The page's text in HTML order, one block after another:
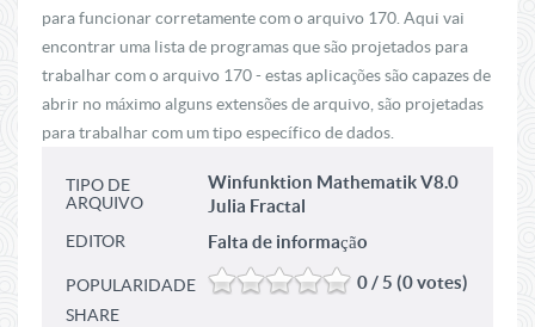
para funcionar corretamente com o arquivo 170. Aqui vai
encontrar uma lista de programas que são projetados para
trabalhar com o arquivo 170 - estas aplicações são capazes de
abrir no máximo alguns extensões de arquivo, são projetadas
para trabalhar com um tipo específico de dados.
TIPO DE
ARQUIVO
Winfunktion Mathematik V8.0
Julia Fractal
EDITOR Falta de informação
POPULARIDADE 0 / 5 (0 votes)
SHARE